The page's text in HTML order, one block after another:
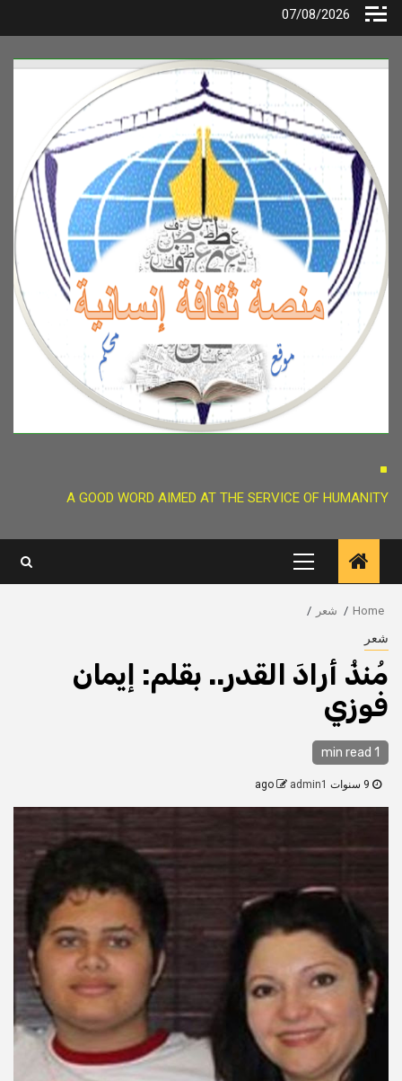
Skip
07/08/2026
.
A GOOD WORD AIMED AT THE SERVICE OF HUMANITY
Primary
Menu
Home شعر
شعر
مُنذُ أرادَ القدر.. بقلم: إيمان
فوزي
1 min read
admin1